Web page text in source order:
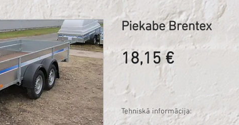
Piekabe Brentex
18,15 €Cena
Tehniskā informācija: